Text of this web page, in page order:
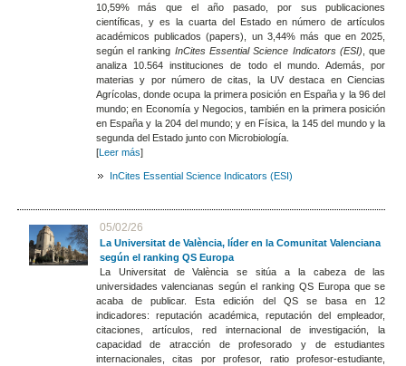
10,59% más que el año pasado, por sus publicaciones
científicas, y es la cuarta del Estado en número de artículos
académicos publicados (papers), un 3,44% más que en 2025,
según el ranking InCites Essential Science Indicators (ESI) , que
analiza 10.564 instituciones de todo el mundo. Además, por
materias y por número de citas, la UV destaca en Ciencias
Agrícolas, donde ocupa la primera posición en España y la 96 del
mundo; en Economía y Negocios, también en la primera posición
en España y la 204 del mundo; y en Física, la 145 del mundo y la
segunda del Estado junto con Microbiología.
[Leer más]
InCites Essential Science Indicators (ESI)
05/02/26
La Universitat de València, líder en la Comunitat Valenciana
según el ranking QS Europa
La Universitat de València se sitúa a la cabeza de las
universidades valencianas según el ranking QS Europa que se
acaba de publicar. Esta edición del QS se basa en 12
indicadores: reputación académica, reputación del empleador,
citaciones, artículos, red internacional de investigación, la
capacidad de atracción de profesorado y de estudiantes
internacionales, citas por profesor, ratio profesor-estudiante,